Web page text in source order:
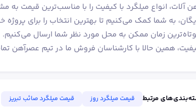
آلات، انواع میلگرد با کیفیت را با مناسب‌ترین قیمت به
به شما کمک می‌کنیم تا بهترین انتخاب را برای
همین حالا با کارشناسان فروش ما در تیم عصرآهن
مرتبط قیمت میلگرد روز قیمت میلگرد صائب تبریز